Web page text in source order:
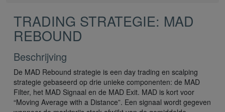
TRADING STRATEGIE: MAD
REBOUND
Beschrijving
De MAD Rebound strategie is een day trading en scalping
strategie gebaseerd op drie unieke componenten: de MAD
Filter, het MAD Signaal en de MAD Exit. MAD is kort voor
“Moving Average with a Distance”. Een signaal wordt gegeven